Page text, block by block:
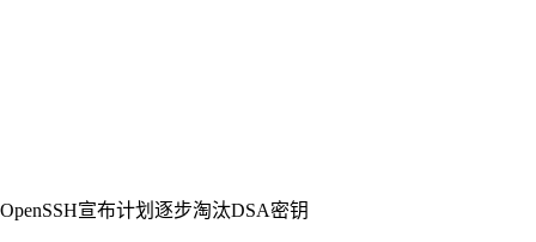
OpenSSH宣布计划逐步淘汰DSA密钥